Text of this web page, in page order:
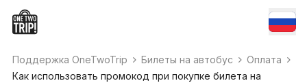
Поддержка OneTwoTrip Билеты на автобус
Оплата
Как использовать промокод при покупке билета на